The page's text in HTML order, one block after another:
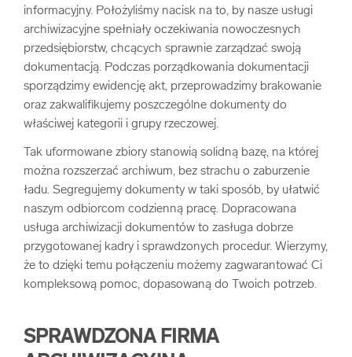
informacyjny. Położyliśmy nacisk na to, by nasze usługi
archiwizacyjne spełniały oczekiwania nowoczesnych
przedsiębiorstw, chcących sprawnie zarządzać swoją
dokumentacją. Podczas porządkowania dokumentacji
sporządzimy ewidencję akt, przeprowadzimy brakowanie
oraz zakwalifikujemy poszczególne dokumenty do
właściwej kategorii i grupy rzeczowej.
Tak uformowane zbiory stanowią solidną bazę, na której
można rozszerzać archiwum, bez strachu o zaburzenie
ładu. Segregujemy dokumenty w taki sposób, by ułatwić
naszym odbiorcom codzienną pracę. Dopracowana
usługa archiwizacji dokumentów to zasługa dobrze
przygotowanej kadry i sprawdzonych procedur. Wierzymy,
że to dzięki temu połączeniu możemy zagwarantować Ci
kompleksową pomoc, dopasowaną do Twoich potrzeb.
SPRAWDZONA FIRMA